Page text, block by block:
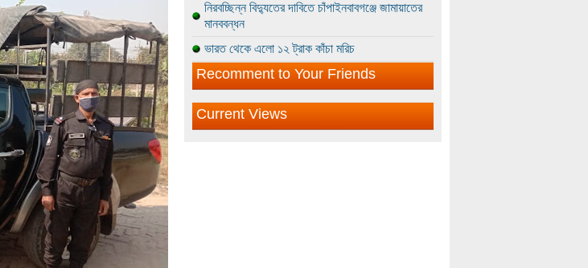
নিরবচ্ছিন্ন বিদ্যুতের দাবিতে চাঁপাইনবাবগঞ্জে জামায়াতের
মানববন্ধন
ভারত থেকে এলো ১২ ট্রাক কাঁচা মরিচ
Recomment to Your Friends
Current Views